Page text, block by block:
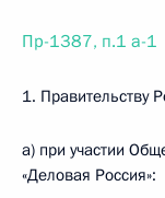
Пр-1387, п.1 а-1
1. Правительству
а) при участии
«Деловая Россия»: